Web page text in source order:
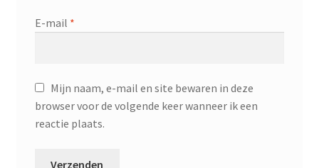
E-mail *
Mijn naam, e-mail en site bewaren in deze
browser voor de volgende keer wanneer ik een
reactie plaats.